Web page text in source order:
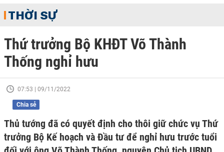
THỜI SỰ
Thứ trưởng Bộ KHĐT Võ Thành
Thống nghỉ hưu
07:53 | 09/11/2022
Chia sẻ
Thủ tướng đã có quyết định cho thôi giữ chức vụ Thứ
trưởng Bộ Kế hoạch và Đầu tư để nghỉ hưu trước tuổi